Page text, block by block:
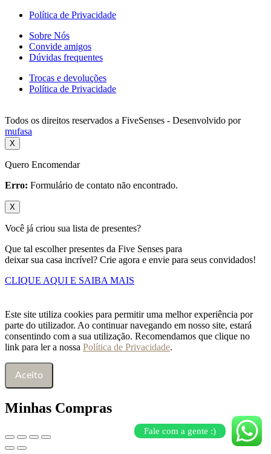
Política de Privacidade
Sobre Nós
Convide amigos
Dúvidas frequentes
Trocas e devoluções
Política de Privacidade
Todos os direitos reservados a FiveSenses - Desenvolvido por
mufasa
X
Quero Encomendar
Erro: Formulário de contato não encontrado.
X
Você já criou sua lista de presentes?
Que tal escolher presentes da Five Senses para
deixar sua casa incrível? Crie agora e envie para seus convidados!
CLIQUE AQUI E SAIBA MAIS
Este site utiliza cookies para permitir uma melhor experiência por
parte do utilizador. Ao continuar navegando em nosso site, estará
consentindo com a sua utilização. Recomendamos que clique no
link para ler a nossa Política de Privacidade.
Aceito
Fale com a gente :)
Minhas Compras